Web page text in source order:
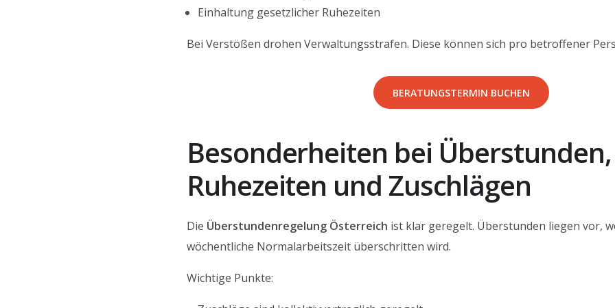
Einhaltung gesetzlicher Ruhezeiten
Bei Verstößen drohen Verwaltungsstrafen. Diese können sich pro betroffener
BERATUNGSTERMIN BUCHEN
Besonderheiten bei Überstunden,
Ruhezeiten und Zuschlägen
Die Überstundenregelung Österreich ist klar geregelt. Überstunden liegen vor,
wöchentliche Normalarbeitszeit überschritten wird.
Wichtige Punkte: